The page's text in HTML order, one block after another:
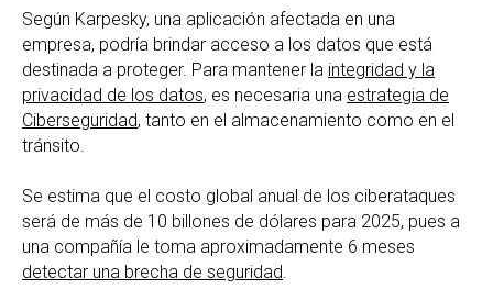
Según Karpesky, una aplicación afectada en una
empresa, podría brindar acceso a los datos que está
destinada a proteger. Para mantener la integridad y la
privacidad de los datos, es necesaria una estrategia de
Ciberseguridad, tanto en el almacenamiento como en el
tránsito.
Se estima que el costo global anual de los ciberataques
será de más de 10 billones de dólares para 2025, pues a
una compañía le toma aproximadamente 6 meses
detectar una brecha de seguridad